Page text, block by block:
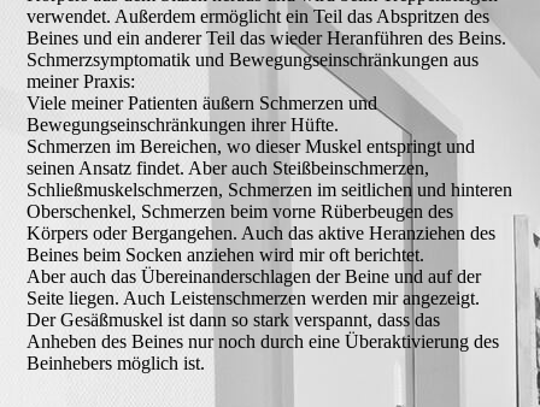
verwendet. Außerdem ermöglicht ein Teil das Abspritzen des
Beines und ein anderer Teil das wieder Heranführen des Beins.
Schmerzsymptomatik und Bewegungseinschränkungen aus
meiner Praxis:
Viele meiner Patienten äußern Schmerzen und
Bewegungseinschränkungen ihrer Hüfte.
Schmerzen im Bereichen, wo dieser Muskel entspringt und
seinen Ansatz findet. Aber auch Steißbeinschmerzen,
Schließmuskelschmerzen, Schmerzen im seitlichen und hinteren
Oberschenkel, Schmerzen beim vorne Rüberbeugen des
Körpers oder Bergangehen. Auch das aktive Heranziehen des
Beines beim Socken anziehen wird mir oft berichtet.
Aber auch das Übereinanderschlagen der Beine und auf der
Seite liegen. Auch Leistenschmerzen werden mir angezeigt.
Der Gesäßmuskel ist dann so stark verspannt, dass das
Anheben des Beines nur noch durch eine Überaktivierung des
Beinhebers möglich ist.